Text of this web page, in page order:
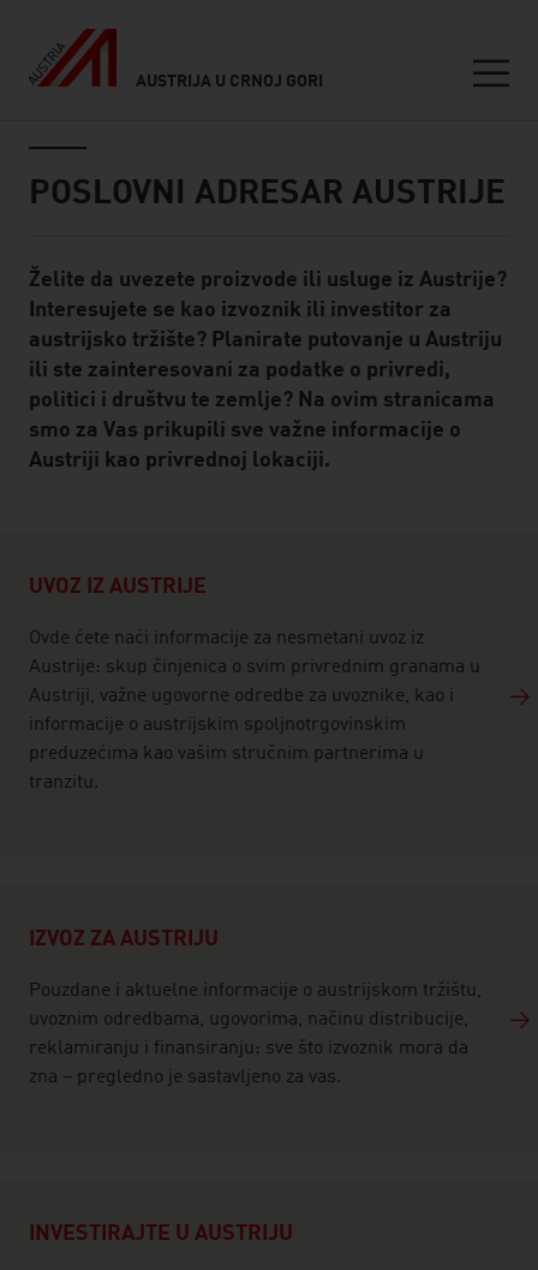
AUSTRIJA U CRNOJ GORI
POSLOVNI ADRESAR AUSTRIJE
Standard Content Module
Želite da uvezete proizvode ili usluge iz Austrije?
Interesujete se kao izvoznik ili investitor za
austrijsko tržište? Planirate putovanje u Austriju
ili ste zainteresovani za podatke o privredi,
politici i društvu te zemlje? Na ovim stranicama
smo za Vas prikupili sve važne informacije o
Austriji kao privrednoj lokaciji.
UVOZ IZ AUSTRIJE
Ovde ćete naći informacije za nesmetani uvoz iz
Austrije: skup činjenica o svim privrednim granama u
Austriji, važne ugovorne odredbe za uvoznike, kao i
informacije o austrijskim spoljnotrgovinskim
preduzećima kao vašim stručnim partnerima u
tranzitu.
IZVOZ ZA AUSTRIJU
Pouzdane i aktuelne informacije o austrijskom tržištu,
uvoznim odredbama, ugovorima, načinu distribucije,
reklamiranju i finansiranju: sve što izvoznik mora da
zna – pregledno je sastavljeno za vas.
INVESTIRAJTE U AUSTRIJU